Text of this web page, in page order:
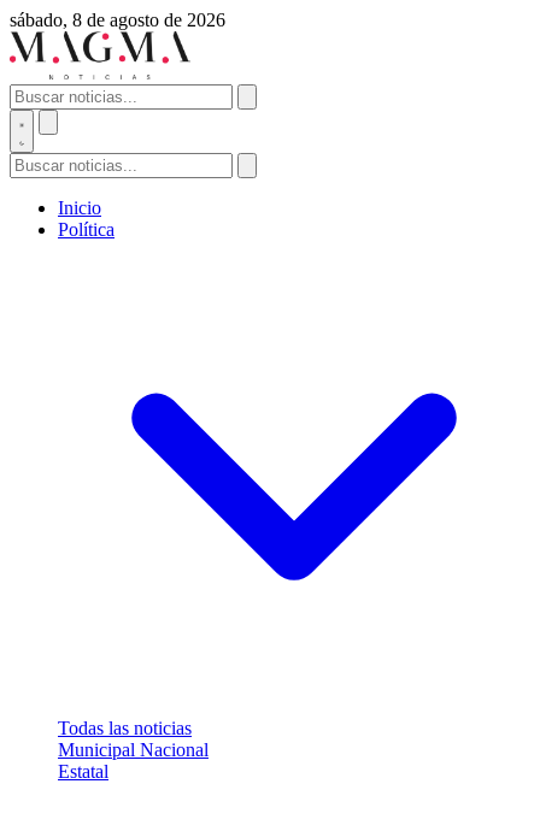
sábado, 8 de agosto de 2026
Inicio
Política
Todas las noticias
Municipal Nacional
Estatal